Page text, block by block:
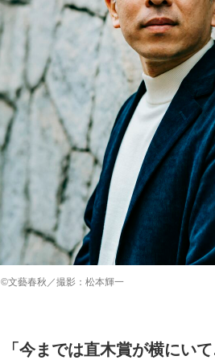
©文藝春秋／撮影：松本輝一
「今までは直木賞が横にい